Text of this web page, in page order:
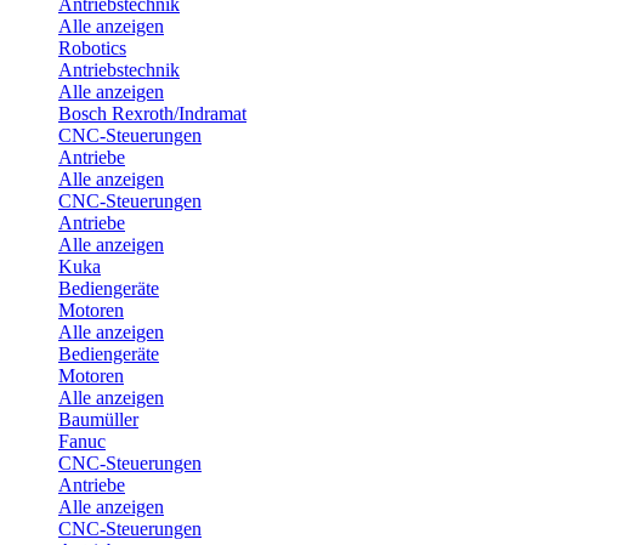
Antriebstechnik
Alle anzeigen
Robotics
Antriebstechnik
Alle anzeigen
Bosch Rexroth/Indramat
CNC-Steuerungen
Antriebe
Alle anzeigen
CNC-Steuerungen
Antriebe
Alle anzeigen
Kuka
Bediengeräte
Motoren
Alle anzeigen
Bediengeräte
Motoren
Alle anzeigen
Baumüller
Fanuc
CNC-Steuerungen
Antriebe
Alle anzeigen
CNC-Steuerungen